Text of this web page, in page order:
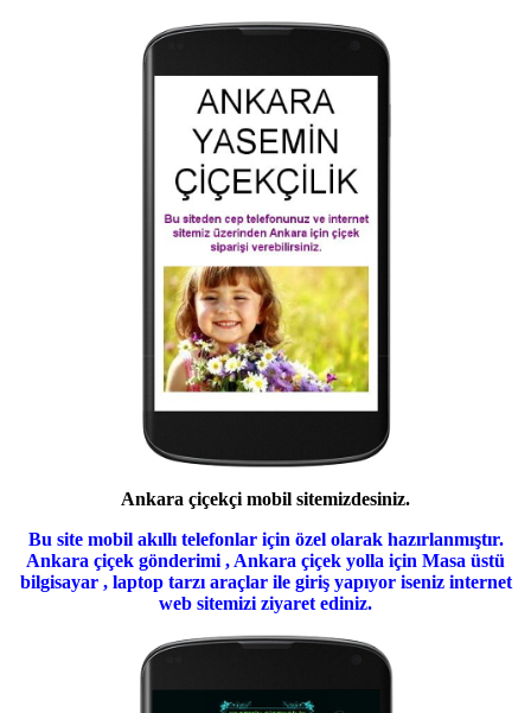
Ankara çiçekçi mobil sitemizdesiniz.
Bu site mobil akıllı telefonlar için özel olarak hazırlanmıştır.
Ankara çiçek gönderimi , Ankara çiçek yolla için Masa üstü
bilgisayar , laptop tarzı araçlar ile giriş yapıyor iseniz internet
web sitemizi ziyaret ediniz.